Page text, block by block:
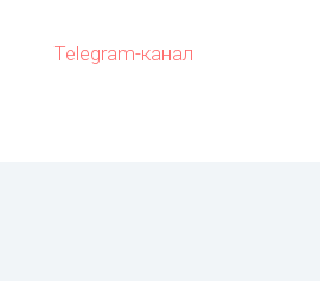
Telegram-канал